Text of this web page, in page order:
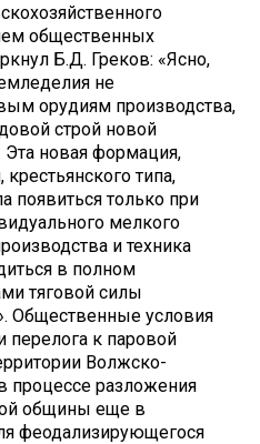
общественных
Б.Д. Греков: «Ясно,
не
орудиям производства,
строй новой
новая формация,
типа,
появиться только при
мелкого
и техника
в полном
тяговой силы
Общественные условия
перелога к паровой
Волжско-
процессе разложения
общины еще в
феодализирующегося